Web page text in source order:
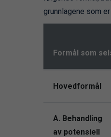
grunnlagene som
Formål som
Hovedformål
A. Behandling
av potensiell